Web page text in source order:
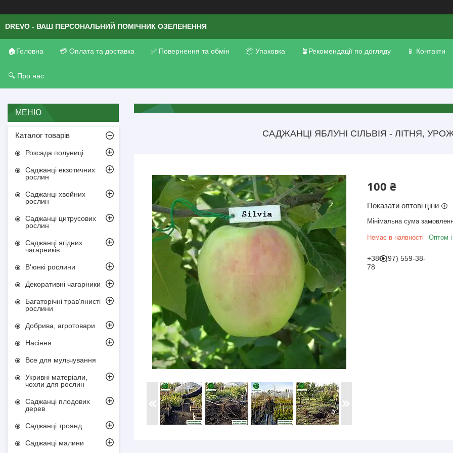
DREVO - ВАШ ПЕРСОНАЛЬНИЙ ПОМІЧНИК ОЗЕЛЕНЕННЯ
🏠Головна 💳 Оплата та доставка ✅ Повернення та обмін 📦 Упаковка 🪴Рекомендації по догляду 📱 Контакти
🔍 Про нас
САДЖАНЦІ ЯБЛУНІ СІЛЬВІЯ - ЛІТНЯ,
100 ₴
Показати оптові ціни
Мінімальна сума
Немає в наявності Оптом і
+380 (97) 559-38-
78
Каталог товарів
Розсада полуниці
Саджанці екзотичних
рослин
Саджанці хвойних
рослин
Саджанці цитрусових
рослин
Саджанці ягідних
чагарників
В'юнкі рослини
Декоративні чагарники
Багаторічні трав'янисті
рослини
Добрива, агротовари
Насіння
Все для мульчування
Укривні матеріали,
чохли для рослин
Саджанці плодових
дерев
Саджанці троянд
Саджанці малини